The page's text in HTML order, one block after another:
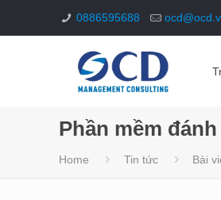
0886595688
Phần mềm
Home Tin tức Bài